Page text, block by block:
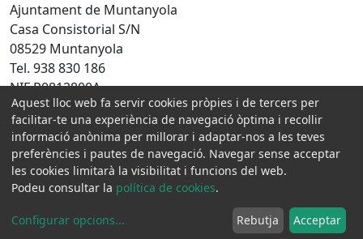
Ajuntament de Muntanyola
Casa Consistorial S/N
08529 Muntanyola
Tel. 938 830 186
NIF P0812800A
Amb la col·laboració de:
Aquest lloc web fa servir cookies pròpies i de tercers per
facilitar-te una experiència de navegació òptima i recollir
informació anònima per millorar i adaptar-nos a les teves
preferències i pautes de navegació. Navegar sense acceptar
les cookies limitarà la visibilitat i funcions del web.
Podeu consultar la política de cookies.
Configurar opcions... Rebutja Acceptar